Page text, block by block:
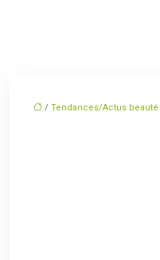
/ Tendances/Actus beauté